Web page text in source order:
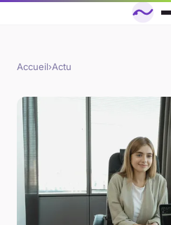
Accueil›Actu